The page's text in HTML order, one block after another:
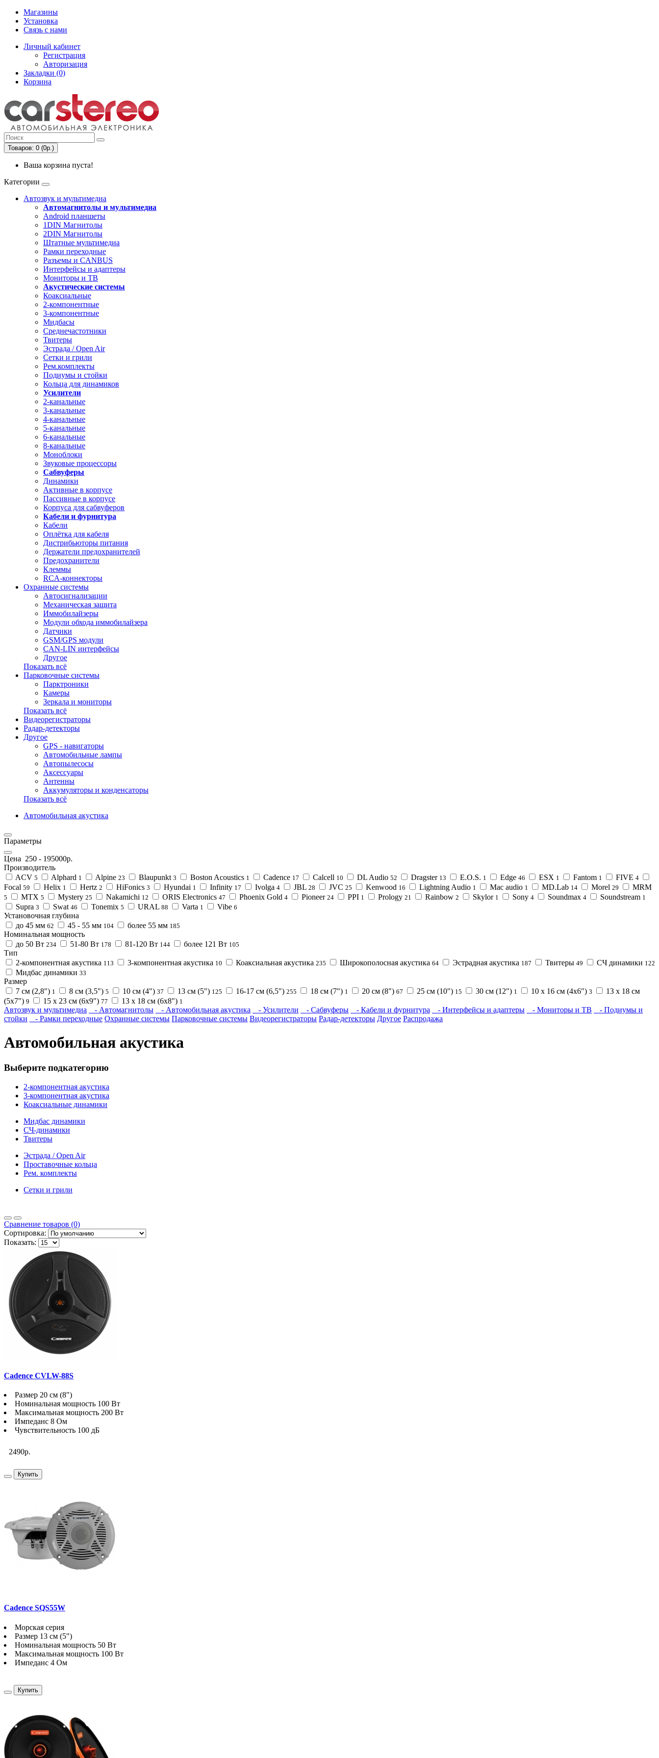
Магазины
Установка
Связь с нами
Личный кабинет
Регистрация
Авторизация
Закладки (0)
Корзина
Товаров: 0 (0р.)
Ваша корзина пуста!
Категории
Автозвук и мультимедиа
Автомагнитолы и мультимедиа
Android планшеты
1DIN Магнитолы
2DIN Магнитолы
Штатные мультимедиа
Рамки переходные
Разъемы и CANBUS
Интерфейсы и адаптеры
Мониторы и ТВ
Акустические системы
Коаксиальные
2-компонентные
3-компонентные
Мидбасы
Среднечастотники
Твитеры
Эстрада / Open Air
Сетки и грили
Рем.комплекты
Подиумы и стойки
Кольца для динамиков
Усилители
2-канальные
3-канальные
4-канальные
5-канальные
6-канальные
8-канальные
Моноблоки
Звуковые процессоры
Сабвуферы
Динамики
Активные в корпусе
Пассивные в корпусе
Корпуса для сабвуферов
Кабели и фурнитура
Кабели
Оплётка для кабеля
Дистрибьюторы питания
Держатели предохранителей
Предохранители
Клеммы
RCA-коннекторы
Охранные системы
Автосигнализации
Механическая защита
Иммобилайзеры
Модули обхода иммобилайзера
Датчики
GSM/GPS модули
CAN-LIN интерфейсы
Другое
Показать всё
Парковочные системы
Парктроники
Камеры
Зеркала и мониторы
Показать всё
Видеорегистраторы
Радар-детекторы
Другое
GPS - навигаторы
Автомобильные лампы
Автопылесосы
Аксессуары
Антенны
Аккумуляторы и конденсаторы
Показать всё
Автомобильная акустика
Параметры
Цена 250 - 195000р.
Производитель
ACV 5 Alphard 1 Alpine 23 Blaupunkt 3 Boston Acoustics 1 Cadence 17 Calcell 10 DL Audio 52 Dragster 13 E.O.S. 1 Edge 46 ESX 1 Fantom 1 FIVE 4
Focal 59 Helix 1 Hertz 2 HiFonics 3 Hyundai 1 Infinity 17 Ivolga 4 JBL 28 JVC 25 Kenwood 16 Lightning Audio 1 Mac audio 1 MD.Lab 14 Morel 29 MRM
5 MTX 5 Mystery 25 Nakamichi 12 ORIS Electronics 47 Phoenix Gold 4 Pioneer 24 PPI 1 Prology 21 Rainbow 2 Skylor 1 Sony 4 Soundmax 4 Soundstream 1
Supra 3 Swat 46 Tonemix 5 URAL 88 Varta 1 Vibe 6
Установочная глубина
до 45 мм 62 45 - 55 мм 104 более 55 мм 185
Номинальная мощность
до 50 Вт 234 51-80 Вт 178 81-120 Вт 144 более 121 Вт 105
Тип
2-компонентная акустика 113 3-компонентная акустика 10 Коаксиальная акустика 235 Широкополосная акустика 64 Эстрадная акустика 187 Твитеры 49 СЧ динамики 122
Мидбас динамики 33
Размер
7 см (2,8") 1 8 см (3,5") 5 10 см (4") 37 13 см (5") 125 16-17 см (6,5") 255 18 см (7") 1 20 см (8") 67 25 см (10") 15 30 см (12") 1 10 x 16 см (4x6") 3
13 х 18 см
(5x7") 9 15 x 23 см (6х9") 77 13 x 18 см (6x8") 1
Автозвук и мультимедиа - Автомагнитолы - Автомобильная акустика - Усилители - Сабвуферы - Кабели и фурнитура - Интерфейсы и адаптеры - Мониторы и ТВ
- Подиумы и
стойки
- Рамки переходные Охранные системы Парковочные системы Видеорегистраторы Радар-детекторы Другое Распродажа
Автомобильная акустика
Выберите подкатегорию
2-компонентная акустика
3-компонентная акустика
Коаксиальные динамики
Мидбас динамики
СЧ-динамики
Твитеры
Эстрада / Open Air
Проставочные кольца
Рем. комплекты
Сетки и грили
Сравнение товаров (0)
Сортировка:
Показать:
Cadence CVLW-88S
Размер 20 см (8")
Номинальная мощность 100 Вт
Максимальная мощность 200 Вт
Импеданс 8 Ом
Чувствительность 100 дБ
2490р.
Купить
Cadence SQS55W
Морская серия
Размер 13 см (5")
Номинальная мощность 50 Вт
Максимальная мощность 100 Вт
Импеданс 4 Ом
Купить